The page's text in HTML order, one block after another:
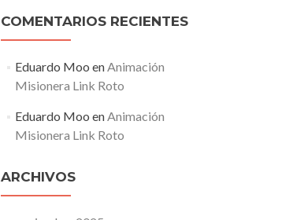
COMENTARIOS RECIENTES
Eduardo Moo enAnimación
Misionera Link Roto
Eduardo Moo enAnimación
Misionera Link Roto
ARCHIVOS